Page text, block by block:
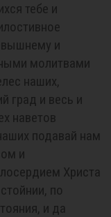
тебе и
и
молитвами
наших,
град и весь и
наветов
подавай нам
и
Христа
по
и да